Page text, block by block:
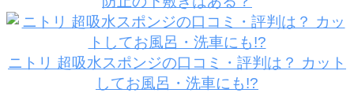
ニトリ 超吸水スポンジの口コミ・評判は？ カット
してお風呂・洗車にも!?